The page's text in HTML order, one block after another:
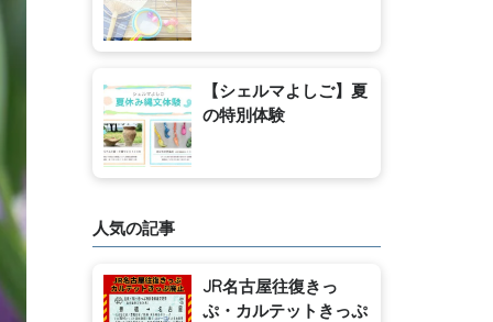
【シェルマよしご】夏
の特別体験
人気の記事
JR名古屋往復きっ
ぷ・カルテットきっぷ